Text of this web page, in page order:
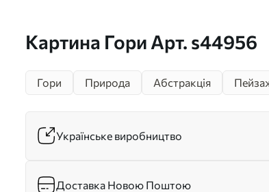
Картина Гори Арт. s44956
Гори Природа Абстракція
Українське виробництво
Доставка Новою Поштою